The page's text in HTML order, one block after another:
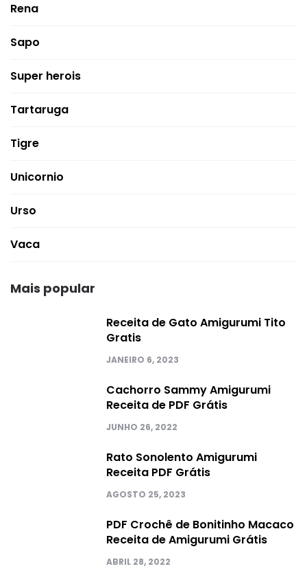
Rena
Sapo
Super herois
Tartaruga
Tigre
Unicornio
Urso
Vaca
Mais popular
Receita de Gato Amigurumi Tito
Gratis
JANEIRO 6, 2023
Cachorro Sammy Amigurumi
Receita de PDF Grátis
JUNHO 26, 2022
Rato Sonolento Amigurumi
Receita PDF Grátis
AGOSTO 25, 2023
PDF Crochê de Bonitinho Macaco
Receita de Amigurumi Grátis
ABRIL 28, 2022